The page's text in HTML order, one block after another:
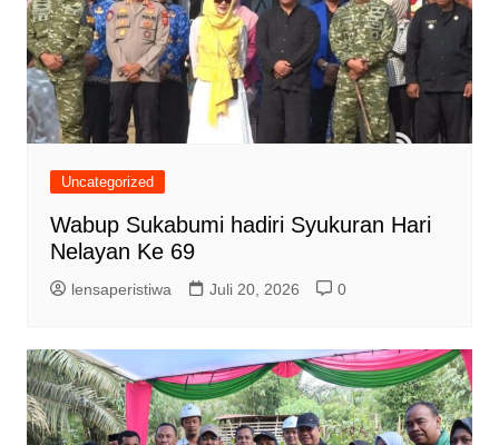
Uncategorized
Wabup Sukabumi hadiri Syukuran Hari
Nelayan Ke 69
lensaperistiwa Juli 20, 2026 0